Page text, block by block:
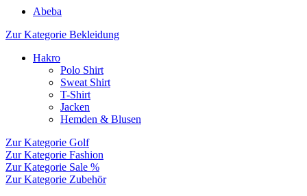
Abeba
Zur Kategorie Bekleidung
Hakro
Polo Shirt
Sweat Shirt
T-Shirt
Jacken
Hemden & Blusen
Zur Kategorie Golf
Zur Kategorie Fashion
Zur Kategorie Sale %
Zur Kategorie Zubehör